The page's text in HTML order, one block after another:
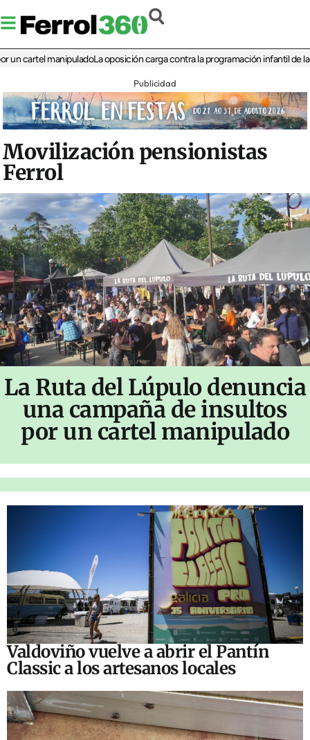
manipuladoLa oposición carga contra la programación infantil de la Feria
Publicidad
Movilización pensionistas
Ferrol
La Ruta del Lúpulo denuncia
una campaña de insultos
por un cartel manipulado
Valdoviño vuelve a abrir el Pantín
Classic a los artesanos locales